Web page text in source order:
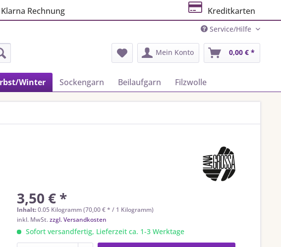
Klarna Rechnung Kreditkarten
Service/Hilfe
Mein Konto 0,00 € *
Winter Sockengarn Beilaufgarn Filzwolle
3,50 € *
Inhalt:0.05 Kilogramm (70,00 € * / 1 Kilogramm)
inkl. MwSt.zzgl. Versandkosten
Sofort versandfertig, Lieferzeit ca. 1-3 Werktage